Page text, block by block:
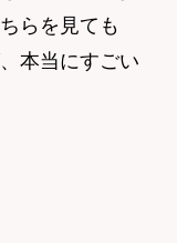
らを見ても
本当にすごい